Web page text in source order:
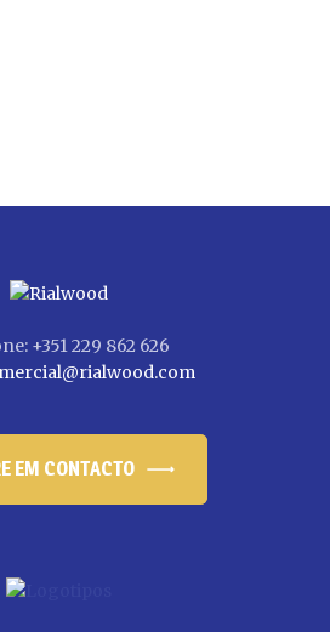
+351 229 862 626
EM CONTACTO